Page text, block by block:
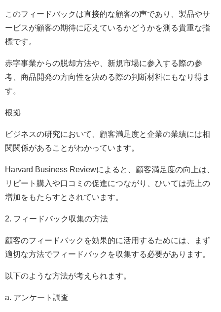
このフィードバックは直接的な顧客の声であり、製品やサ
ービスが顧客の期待に応えているかどうかを測る貴重な指
標です。
赤字事業からの脱却方法や、新規市場に参入する際の参
考、商品開発の方向性を決める際の判断材料にもなり得ま
す。
根拠
ビジネスの研究において、顧客満足度と企業の業績には相
関関係があることがわかっています。
Harvard Business Reviewによると、顧客満足度の向上は、
リピート購入や口コミの促進につながり、ひいては売上の
増加をもたらすとされています。
2. フィードバック収集の方法
顧客のフィードバックを効果的に活用するためには、まず
適切な方法でフィードバックを収集する必要があります。
以下のような方法が考えられます。
a. アンケート調査